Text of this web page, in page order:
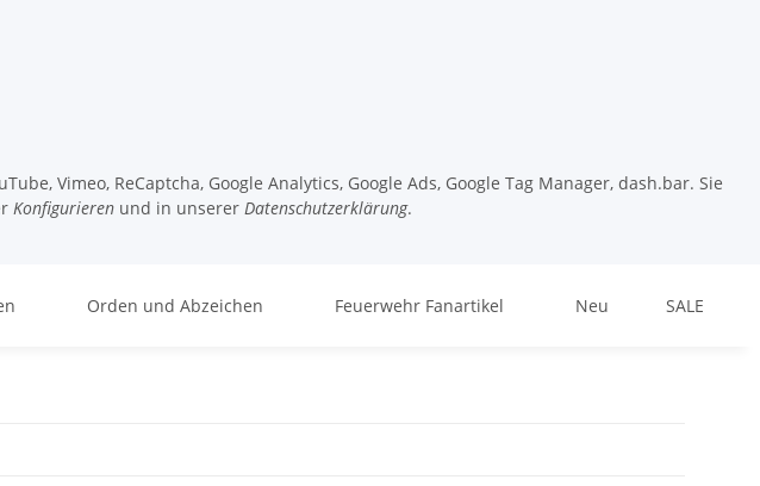
Vimeo, ReCaptcha, Google Analytics, Google Ads, Google Tag Manager, dash.bar. Sie
Konfigurieren und in unserer Datenschutzerklärung.
Orden und Abzeichen Feuerwehr Fanartikel Neu SALE